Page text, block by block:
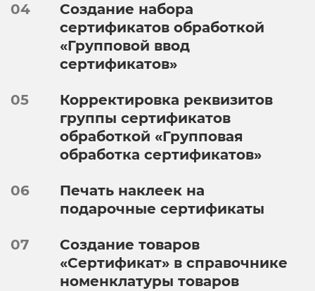
04
Создание набора
сертификатов обработкой
«Групповой ввод
сертификатов»
05
Корректировка реквизитов
группы сертификатов
обработкой «Групповая
обработка сертификатов»
06
Печать наклеек на
подарочные сертификаты
07
Создание товаров
«Сертификат» в справочнике
номенклатуры товаров